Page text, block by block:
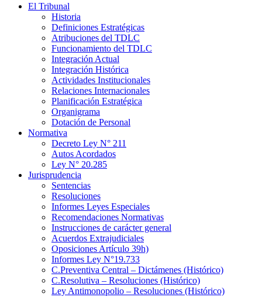
El Tribunal
Historia
Definiciones Estratégicas
Atribuciones del TDLC
Funcionamiento del TDLC
Integración Actual
Integración Histórica
Actividades Institucionales
Relaciones Internacionales
Planificación Estratégica
Organigrama
Dotación de Personal
Normativa
Decreto Ley N° 211
Autos Acordados
Ley N° 20.285
Jurisprudencia
Sentencias
Resoluciones
Informes Leyes Especiales
Recomendaciones Normativas
Instrucciones de carácter general
Acuerdos Extrajudiciales
Oposiciones Artículo 39h)
Informes Ley N°19.733
C.Preventiva Central – Dictámenes (Histórico)
C.Resolutiva – Resoluciones (Histórico)
Ley Antimonopolio – Resoluciones (Histórico)